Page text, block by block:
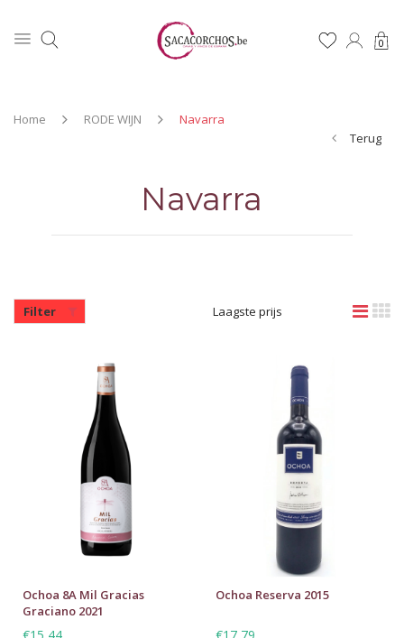
0
Home RODE WIJN
Navarra
Terug
Navarra
Filter Laagste prijs
Ochoa 8A Mil Gracias
Graciano 2021
€15,44
Ochoa Reserva 2015
€17,79